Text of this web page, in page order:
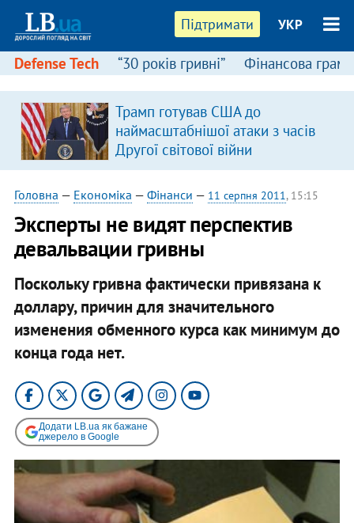
Підтримати УКР
Defense Tech “30 років гривні” Фінансова
Трамп готував США до
наймасштабнішої атаки з часів
Другої світової війни
Головна — Економіка — Фінанси — 11 серпня 2011, 15:15
Эксперты не видят перспектив
девальвации гривны
Поскольку гривна фактически привязана к
доллару, причин для значительного
изменения обменного курса как минимум до
конца года нет.
Додати LB.ua як бажане
джерело в Google